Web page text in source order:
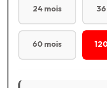
24 mois
60 mois